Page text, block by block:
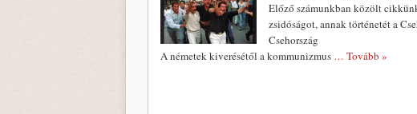
Előző számunkban közölt
zsidó­ságot, annak történetét a
Csehország
A németek kiverésétől a kommunizmus … Tovább »